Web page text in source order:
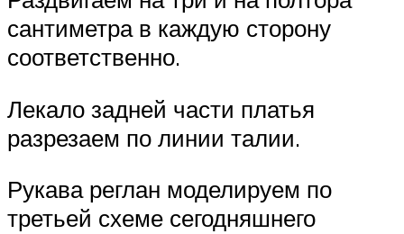
сантиметра в каждую сторону
соответственно.
Лекало задней части платья
разрезаем по линии талии.
Рукава реглан моделируем по
третьей схеме сегодняшнего